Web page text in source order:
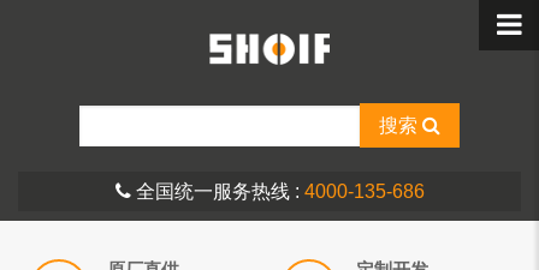
搜索
全国统一服务热线 : 4000-135-686